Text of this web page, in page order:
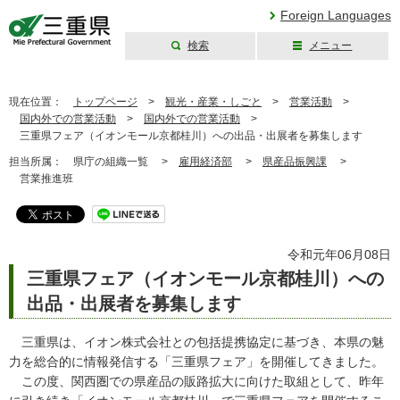
Foreign Languages
検索 メニュー
現在位置： トップページ > 観光・産業・しごと > 営業活動 >
国内外での営業活動 > 国内外での営業活動 >
三重県フェア（イオンモール京都桂川）への出品・出展者を募集します
担当所属： 県庁の組織一覧 > 雇用経済部 > 県産品振興課 >
営業推進班
令和元年06月08日
三重県フェア（イオンモール京都桂川）への
出品・出展者を募集します
三重県は、イオン株式会社との包括提携協定に基づき、本県の魅
力を総合的に情報発信する「三重県フェア」を開催してきました。
この度、関西圏での県産品の販路拡大に向けた取組として、昨年